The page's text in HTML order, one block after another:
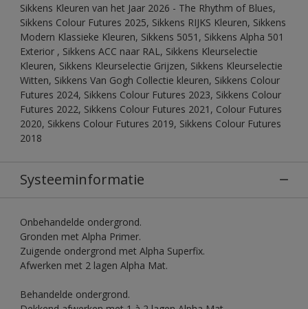
Sikkens Kleuren van het Jaar 2026 - The Rhythm of Blues,
Sikkens Colour Futures 2025, Sikkens RIJKS Kleuren, Sikkens
Modern Klassieke Kleuren, Sikkens 5051, Sikkens Alpha 501
Exterior , Sikkens ACC naar RAL, Sikkens Kleurselectie
Kleuren, Sikkens Kleurselectie Grijzen, Sikkens Kleurselectie
Witten, Sikkens Van Gogh Collectie kleuren, Sikkens Colour
Futures 2024, Sikkens Colour Futures 2023, Sikkens Colour
Futures 2022, Sikkens Colour Futures 2021, Colour Futures
2020, Sikkens Colour Futures 2019, Sikkens Colour Futures
2018
Systeeminformatie
Onbehandelde ondergrond.
Gronden met Alpha Primer.
Zuigende ondergrond met Alpha Superfix.
Afwerken met 2 lagen Alpha Mat.
Behandelde ondergrond.